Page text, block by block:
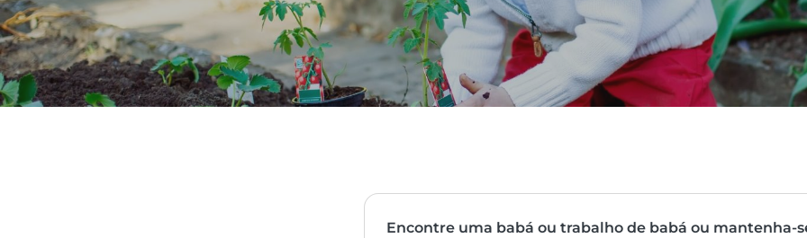
Encontre uma babá ou trabalho de babá ou mantenha-